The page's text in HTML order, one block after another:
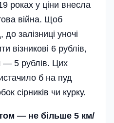
роках у ціни внесла
війна. Щоб
залізниці уночі
візникові 6 рублів,
— 5 рублів. Цих
б на пуд
сірників чи курку.
— не більше 5 км/